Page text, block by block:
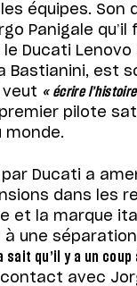
équipes. Son
Panigale qu’il
Ducati Lenovo
Bastianini, est
veut « écrire
pilote
monde.
Ducati a
dans les
et la marque
à une
sait qu’il y a un coup
contact avec